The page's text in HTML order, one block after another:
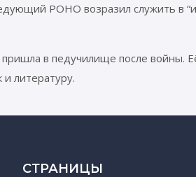
РОНО возразил служить в
в педучилище после войны.
и литературу.
СТРАНИЦЫ